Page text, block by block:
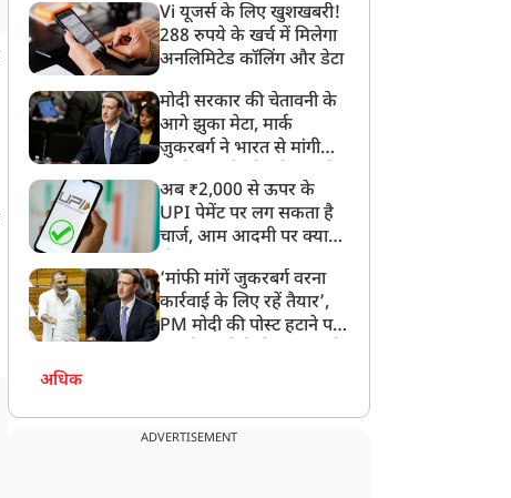
गया
Vi यूजर्स के लिए खुशखबरी!
288 रुपये के खर्च में मिलेगा
अनलिमिटेड कॉलिंग और डेटा
मोदी सरकार की चेतावनी के
आगे झुका मेटा, मार्क
ज़ुकरबर्ग ने भारत से मांगी
अब ₹2,000 से ऊपर के
UPI पेमेंट पर लग सकता है
चार्ज, आम आदमी पर क्या
‘मांफी मांगें जुकरबर्ग वरना
कार्रवाई के लिए रहें तैयार’,
PM मोदी की पोस्ट हटाने पर
अधिक
ADVERTISEMENT